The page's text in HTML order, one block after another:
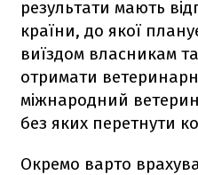
результати мають
країни, до якої
виїздом власникам
отримати
міжнародний
без яких перетнути
Окремо варто